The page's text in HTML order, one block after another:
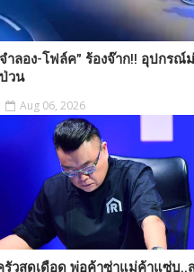
ำลอง-โฟล์ค” ร้องจ๊าก!! อุปกรณ์
วน
Aug 06, 2026
รัวสุดเดือด พ่อค้าซ่าแม่ค้าแซ่บ..